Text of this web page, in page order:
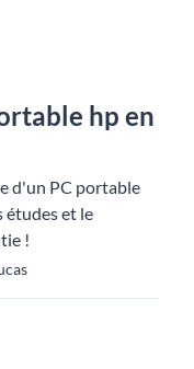
hp en
d'un PC portable
études et le
!